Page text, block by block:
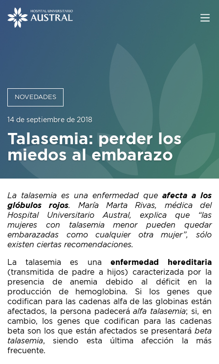
NOVEDADES
14 de septiembre de 2018
Talasemia: perder los
miedos al embarazo
La talasemia es una enfermedad que afecta a los
glóbulos rojos. María Marta Rivas, médica del
Hospital Universitario Austral, explica que “las
mujeres con talasemia menor pueden quedar
embarazadas como cualquier otra mujer”, sólo
existen ciertas recomendaciones.
La talasemia es una enfermedad hereditaria
(transmitida de padre a hijos) caracterizada por la
presencia de anemia debido al déficit en la
producción de hemoglobina. Si los genes que
codifican para las cadenas alfa de las globinas están
afectados, la persona padeceráalfa talasemia; si, en
cambio, los genes que codifican para las cadenas
beta son los que están afectados se presentará beta
talasemia, siendo esta última afección la más
frecuente.